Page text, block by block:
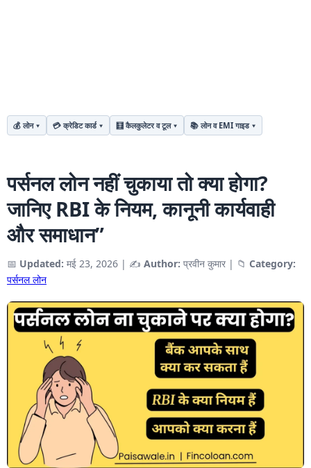
💰 लोन 💳 क्रेडिट कार्ड 🧮 कैलकुलेटर व टूल 📚 लोन व EMI गाइड
पर्सनल लोन नहीं चुकाया तो क्या होगा?
जानिए RBI के नियम, कानूनी कार्यवाही
और समाधान”
📅 Updated: मई 23, 2026 | ✍️ Author: प्रवीन कुमार | 📁 Category:
पर्सनल लोन